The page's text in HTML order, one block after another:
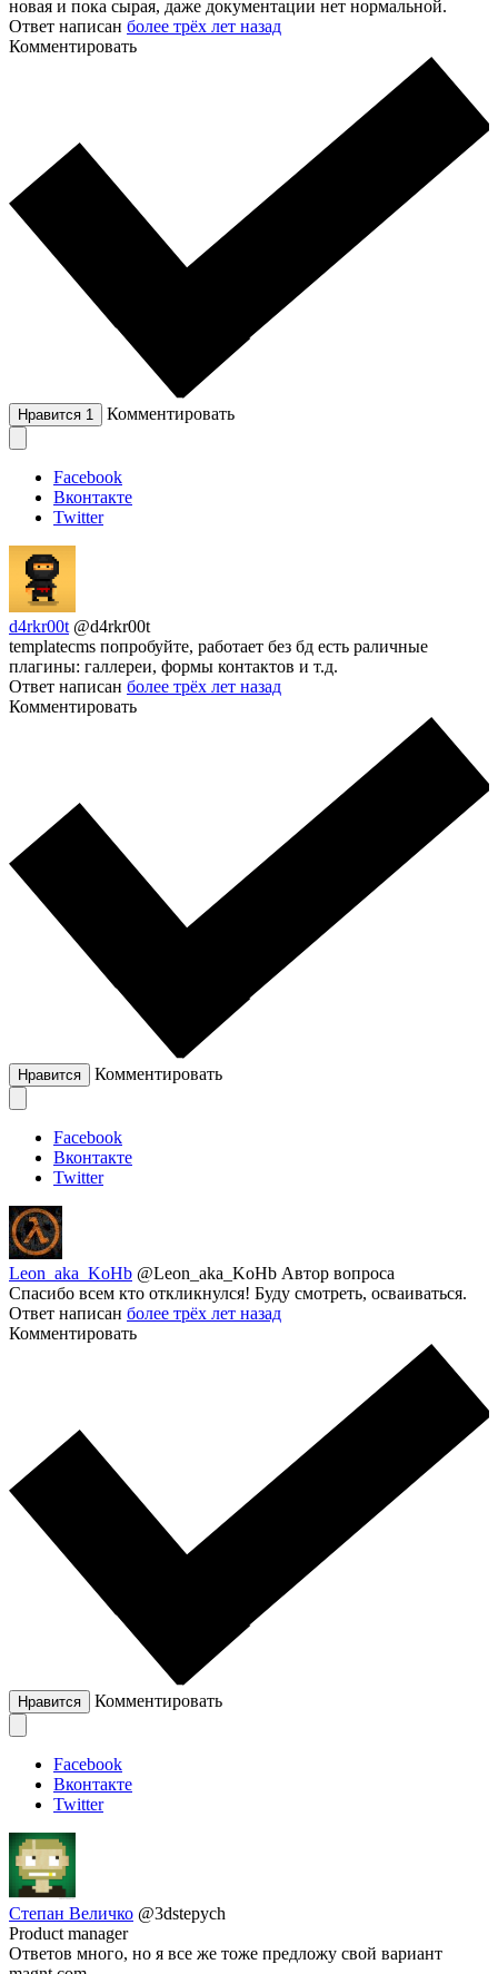
новая и пока сырая, даже документации нет нормальной.
Ответ написан более трёх лет назад
Комментировать
Нравится 1 Комментировать
Facebook
Вконтакте
Twitter
d4rkr00t @d4rkr00t
templatecms попробуйте, работает без бд есть раличные
плагины: галлереи, формы контактов и т.д.
Ответ написан более трёх лет назад
Комментировать
Нравится Комментировать
Facebook
Вконтакте
Twitter
Leon_aka_KoHb @Leon_aka_KoHb Автор вопроса
Спасибо всем кто откликнулся! Буду смотреть, осваиваться.
Ответ написан более трёх лет назад
Комментировать
Нравится Комментировать
Facebook
Вконтакте
Twitter
Степан Величко @3dstepych
Product manager
Ответов много, но я все же тоже предложу свой вариант